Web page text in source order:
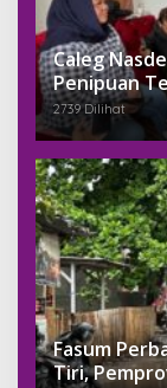
Caleg
Penipuan
2739 Dilihat
Fasum
Tiri,